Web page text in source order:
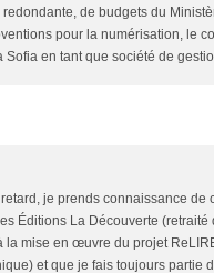
de budgets du
pour la numérisation, le
en tant que société de
la description du livre numérique). Bref un (certes fâcheux) petit « bug » technique, dont les responsables techniques de la plate-forme de Decitre ont assuré à FeniXX qu’il serait vite corrigé.<br /> Par ailleurs, vous évoquez la nouvelle librairie des PUF, rue Monsieur-le-Prince à Paris, qui propose la réimpression à la demande de livres papier (et non « numériques » comme vous l’écrivez) épuisés. Mais cela n’a rien à voir avec le dispositif Re-LIRE/FeniXX : alors que ce dernier ne concerne que la réédition sous forme numérique de titres épuisés dont la « gestion collective » est assurée par la Sofia [http://www.la-sofialivresindisponibles.org/2015/index.php], la (remarquable) machine de la librairie des PUF [http://www.idboox.com/infos-ebooks/espresso-book-machine-imprimer-son-livre-en-5-mn-video/] se « limite » à la réimpression sur place à l’unité de quelque 5 000 titres dont les PUF assurent toujours directement la gestion des droits (mais aussi de plus de 3 millions de titres du domaine public mondial).<br /> Cela dit, grâce aux formidables gains de productivité des machines d’impression numérique, nombre d’éditeurs ont développé depuis le début des années 2010 le recours à l’« impression à la demande » (IAD), rendant désormais disponibles à des prix très raisonnables des milliers de titres de leurs fonds (à ventes très lentes) chez tous les libraires (physiques et en ligne), où il suffit de passer commande d’un exemplaire qui sera imprimé à l’unité. En réalité, pour un ensemble de raisons à la fois juridiques, techniques et économiques qu’il serait trop long de détailler ici, les deux technologies – numérisation de masse rétrospective de qualité en ePubs et/ou PDF via FeniXX et impression papier à l’unité via l’IAD –, loin d’être concurrentes, sont complémentaires pour les éditeurs et leurs auteurs : elles concourent à la poursuite du même objectif, faire revivre des livres devenus indisponibles car les techniques traditionnelles d’impression ne permettaient pas économiquement des tirages très réduits ; et, à plus long terme, assurer que plus aucun livre ne deviendra indisponible [http://www.livreparis.com/fr/Sessions/23068/Edition-numerique-et-impression-a-la-demande-pourquoi-il-ny-aura-plus-de-livres-epuises] pour de simples raisons économiques.<br /> Mais pour assurer l’accessibilité la plus large de ces titres « ressuscités » ou toujours « maintenus en vie », encore faut-il qu’ils soient facilement localisables par leurs lecteurs potentiels. C’est le rôle des « métadonnées » décrivant ces livres (titre, auteur, quatrième de couverture, mots-clés, image de couverture, etc.) et qui figurent sur les pages des libraires en ligne en proposant la vente. Or, pour les livres du XXe siècle numérisés par FeniXX, ces métadonnées numériques sont souvent lacunaires (voire inexistantes pour les livres antérieurs aux années 1980, les notices de la BNF, trop partielles et souvent imprécises, ne pouvant être utilisées à de telles fins commerciales). C’est d’ailleurs pourquoi FeniXX a engagé un innovant programme de R&D visant à la création automatisée de métadonnées homogènes et de qualité pour son considérable catalogue en cours de constitution. Mais la montée en puissance de ce programme ne peut être que progressive et c’est notamment ce qui explique que les livres des PUF numérisés et commercialisés pour son compte par FeniXX ne figurent pas encore sur son propre site (comme c’est également le cas pour les sites des autres éditeurs concernés) – sans même parler de la difficulté de produire des